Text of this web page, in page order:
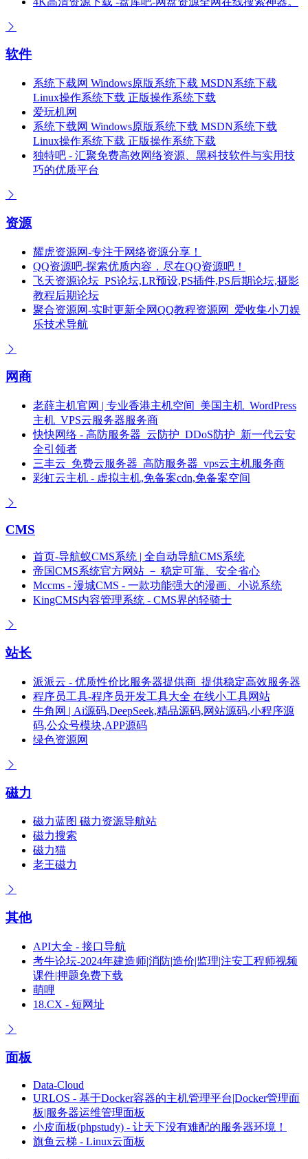
软件
系统下载网 Windows原版系统下载 MSDN系统下载
Linux操作系统下载 正版操作系统下载
爱玩机网
系统下载网 Windows原版系统下载 MSDN系统下载
Linux操作系统下载 正版操作系统下载
独特吧 - 汇聚免费高效网络资源、黑科技软件与实用技
巧的优质平台
资源
耀虎资源网-专注于网络资源分享！
QQ资源吧-探索优质内容，尽在QQ资源吧！
飞天资源论坛_PS论坛,LR预设,PS插件,PS后期论坛,摄影
教程后期论坛
聚合资源网-实时更新全网QQ教程资源网_爱收集小刀娱
乐技术导航
网商
老薛主机官网 | 专业香港主机空间_美国主机_WordPress
主机_VPS云服务器服务商
快快网络 - 高防服务器_云防护_DDoS防护_新一代云安
全引领者
三丰云_免费云服务器_高防服务器_vps云主机服务商
彩虹云主机 - 虚拟主机,免备案cdn,免备案空间
CMS
首页-导航蚁CMS系统 | 全自动导航CMS系统
帝国CMS系统官方网站 － 稳定可靠、安全省心
Mccms - 漫城CMS - 一款功能强大的漫画、小说系统
KingCMS内容管理系统 - CMS界的轻骑士
站长
派派云 - 优质性价比服务器提供商_提供稳定高效服务器
程序员工具-程序员开发工具大全 在线小工具网站
牛角网 | Ai源码,DeepSeek,精品源码,网站源码,小程序源
码,公众号模块,APP源码
绿色资源网
磁力
磁力蓝图 磁力资源导航站
磁力搜索
磁力猫
老王磁力
其他
API大全 - 接口导航
考牛论坛-2024年建造师|消防|造价|监理|注安工程师视频
课件|押题免费下载
萌哩
18.CX - 短网址
面板
Data-Cloud
URLOS - 基于Docker容器的主机管理平台|Docker管理面
板|服务器运维管理面板
小皮面板(phpstudy) - 让天下没有难配的服务器环境！
旗鱼云梯 - Linux云面板